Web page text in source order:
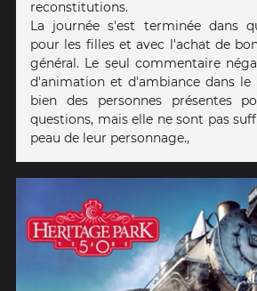
reconstitutions.
La journée s'est terminée dans
pour les filles et avec l'achat de
général. Le seul commentaire
d'animation et d'ambiance dans
bien des personnes présentes
questions, mais elle ne sont pas
peau de leur personnage.,